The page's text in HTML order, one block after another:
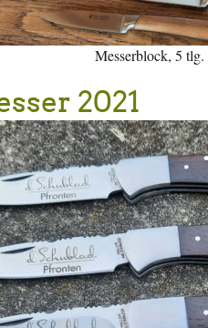
Messerblock, 5 tlg.
2021